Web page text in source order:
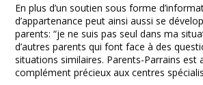
En plus d’un soutien sous forme
d’appartenance peut ainsi aussi se
parents: “je ne suis pas seul dans ma
d’autres parents qui font face à des
situations similaires. Parents-Parrains est
complément précieux aux centres